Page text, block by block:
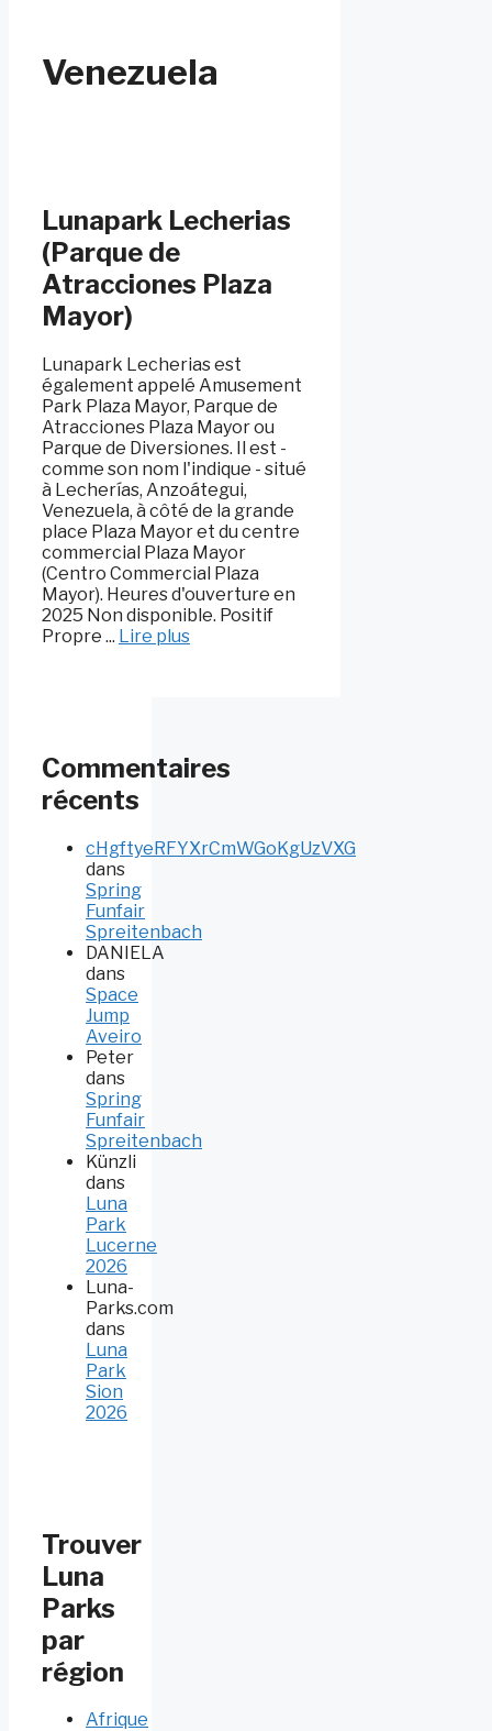
Venezuela
Lunapark Lecherias
(Parque de
Atracciones Plaza
Mayor)
Lunapark Lecherias est
également appelé Amusement
Park Plaza Mayor, Parque de
Atracciones Plaza Mayor ou
Parque de Diversiones. Il est -
comme son nom l'indique - situé
à Lecherías, Anzoátegui,
Venezuela, à côté de la grande
place Plaza Mayor et du centre
commercial Plaza Mayor
(Centro Commercial Plaza
Mayor). Heures d'ouverture en
2025 Non disponible. Positif
Propre ... Lire plus
Commentaires
récents
cHgftyeRFYXrCmWGoKgUzVXG
dans
Spring
Funfair
Spreitenbach
DANIELA
dans
Space
Jump
Aveiro
Peter
dans
Spring
Funfair
Spreitenbach
Künzli
dans
Luna
Park
Lucerne
2026
Luna-
Parks.com
dans
Luna
Park
Sion
2026
Trouver
Luna
Parks
par
région
Afrique